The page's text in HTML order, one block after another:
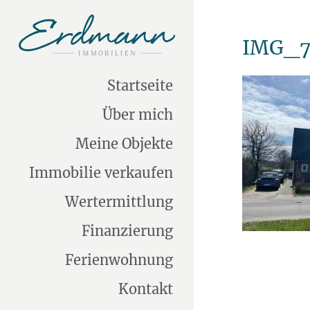
Startseite
Über mich
Meine Objekte
Immobilie verkaufen
Wertermittlung
Finanzierung
Ferienwohnung
Kontakt